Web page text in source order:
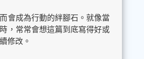
會成為行動的絆腳石。就像當
，常常會想這篇到底寫得好或
修改。